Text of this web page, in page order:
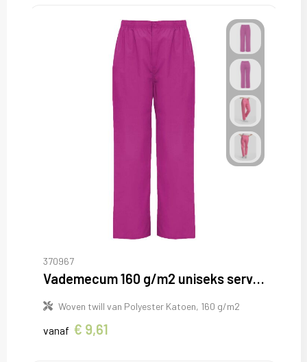
370967
Vademecum 160 g/m2 uniseks servicebroek
Woven twill van Polyester Katoen, 160 g/m2
vanaf € 9,61